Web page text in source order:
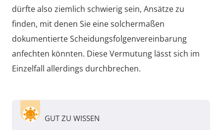
dürfte also ziemlich schwierig sein, Ansätze zu
finden, mit denen Sie eine solchermaßen
dokumentierte Scheidungsfolgenvereinbarung
anfechten könnten. Diese Vermutung lässt sich im
Einzelfall allerdings durchbrechen.
GUT ZU WISSEN